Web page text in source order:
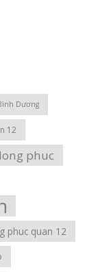
Dương
12
phuc
phuc quan 12